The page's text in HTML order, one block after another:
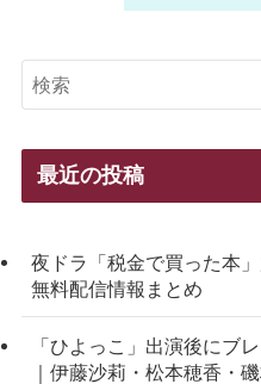
最近の投稿
夜ドラ「税金で買った本
無料配信情報まとめ
「ひよっこ」出演後にブ
｜伊藤沙莉・松本穂香・